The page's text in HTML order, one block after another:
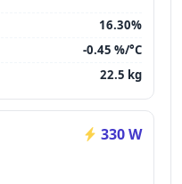
16.30%
-0.45 %/°C
22.5 kg
330 W